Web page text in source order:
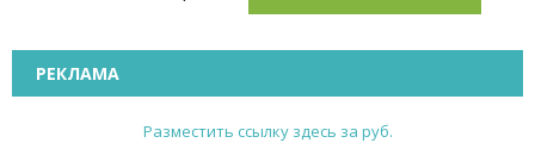
РЕКЛАМА
Разместить ссылку здесь за руб.